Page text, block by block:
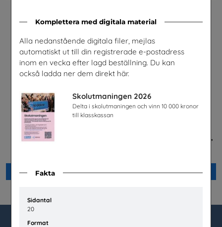
Fakta
Sidantal
20
Format
Komplettera med digitala material
Alla nedanstående digitala filer, mejlas
automatiskt ut till din registrerade e-postadress
inom en vecka efter lagd beställning. Du kan
också ladda ner dem direkt här.
Skolutmaningen 2026
Delta i skolutmaningen och vinn 10 000 kronor
till klasskassan
Hur fungerar den svenska
Beställ 0kr
Är du säker - mellanstadiet,
Beställ 0kr